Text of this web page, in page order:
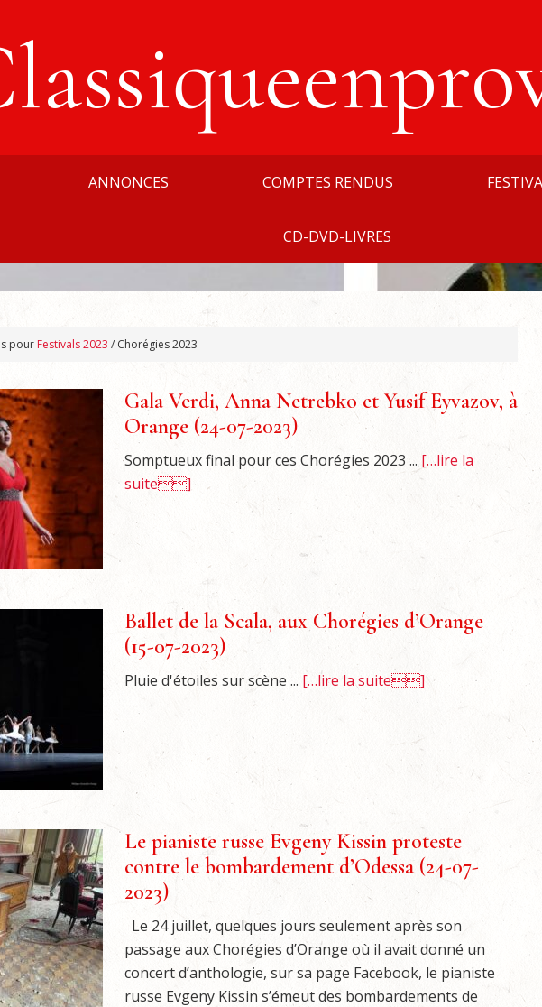
ANNONCES COMPTES RENDUS
CD-DVD-LIVRES
pour Festivals 2023 / Chorégies 2023
Gala Verdi, Anna Netrebko et Yusif Eyvazov, à
Orange (24-07-2023)
Somptueux final pour ces Chorégies 2023 ... […lire la
suite]
Ballet de la Scala, aux Chorégies d’Orange
(15-07-2023)
Pluie d'étoiles sur scène ... […lire la suite]
Le pianiste russe Evgeny Kissin proteste
contre le bombardement d’Odessa (24-07-
2023)
Le 24 juillet, quelques jours seulement après son
passage aux Chorégies d’Orange où il avait donné un
concert d’anthologie, sur sa page Facebook, le pianiste
russe Evgeny Kissin s’émeut des bombardements de